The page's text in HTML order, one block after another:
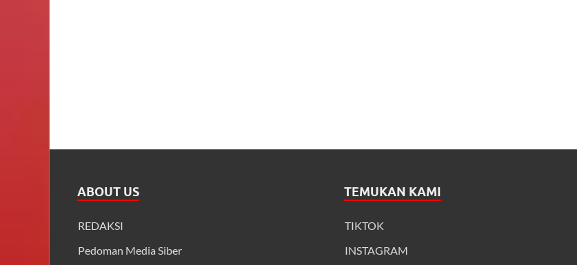
ABOUT US
REDAKSI
Pedoman Media Siber
TEMUKAN KAMI
TIKTOK
INSTAGRAM